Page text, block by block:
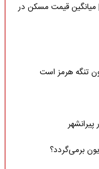
میانگین قیمت مسکن در
تنگه هرمز است
برمی‌گردد؟